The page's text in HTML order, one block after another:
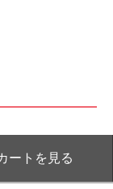
ートを見る